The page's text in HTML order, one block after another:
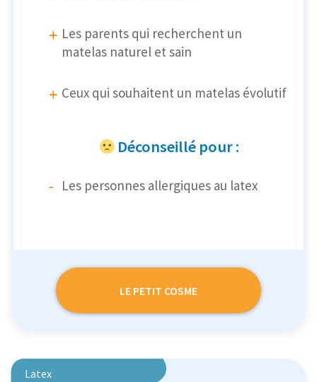
Les parents qui recherchent un
matelas naturel et sain
Ceux qui souhaitent un matelas évolutif
Déconseillé pour :
Les personnes allergiques au latex
LE PETIT COSME
Latex